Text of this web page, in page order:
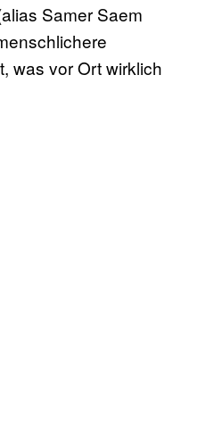
Samer Saem
was vor Ort wirklich